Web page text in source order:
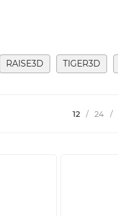
RAISE3D TIGER3D
12 / 24 /